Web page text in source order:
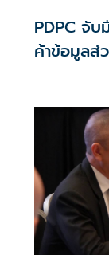
PDPC จับ
ค้าข้อมูลส่